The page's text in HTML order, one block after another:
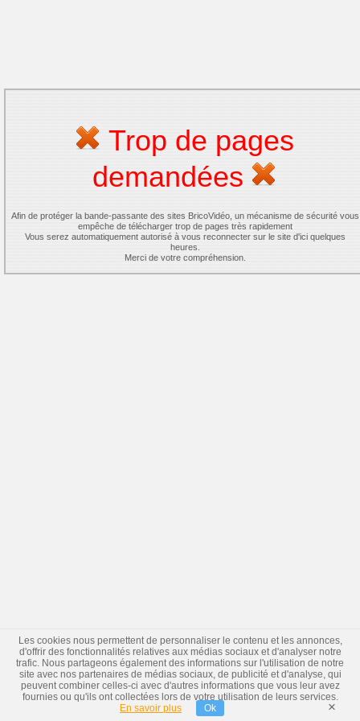
Trop de pages
demandées
Afin de protéger la bande-passante des sites BricoVidéo, un mécanisme de sécurité vous
empêche de télécharger trop de pages très rapidement
Vous serez automatiquement autorisé à vous reconnecter sur le site d'ici quelques
heures.
Merci de votre compréhension.
Les cookies nous permettent de personnaliser le contenu et les annonces,
d'offrir des fonctionnalités relatives aux médias sociaux et d'analyser notre
trafic. Nous partageons également des informations sur l'utilisation de notre
site avec nos partenaires de médias sociaux, de publicité et d'analyse, qui
peuvent combiner celles-ci avec d'autres informations que vous leur avez
fournies ou qu'ils ont collectées lors de votre utilisation de leurs services.
En savoir plus
Ok ×